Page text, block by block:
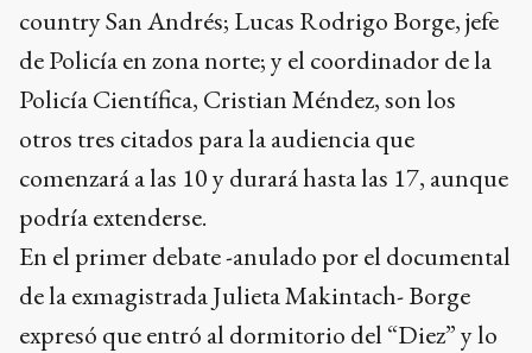
country San Andrés; Lucas Rodrigo Borge, jefe
de Policía en zona norte; y el coordinador de la
Policía Científica, Cristian Méndez, son los
otros tres citados para la audiencia que
comenzará a las 10 y durará hasta las 17, aunque
podría extenderse.
En el primer debate -anulado por el documental
de la exmagistrada Julieta Makintach- Borge
expresó que entró al dormitorio del “Diez” y lo